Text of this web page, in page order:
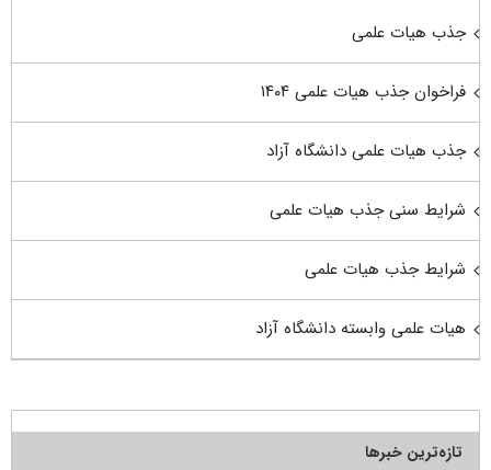
جذب هیات علمی
فراخوان جذب هیات علمی ۱۴۰۴
جذب هیات علمی دانشگاه آزاد
شرایط سنی جذب هیات علمی
شرایط جذب هیات علمی
هیات علمی وابسته دانشگاه آزاد
تازه‌ترین خبرها